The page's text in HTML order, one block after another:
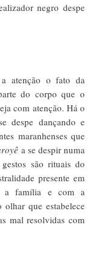
negro despe
atenção o fato da
do corpo que o
com atenção. Há o
despe dançando e
maranhenses que
a se despir numa
são rituais do
presente em
a família e com a
olhar que estabelece
mal resolvidas com